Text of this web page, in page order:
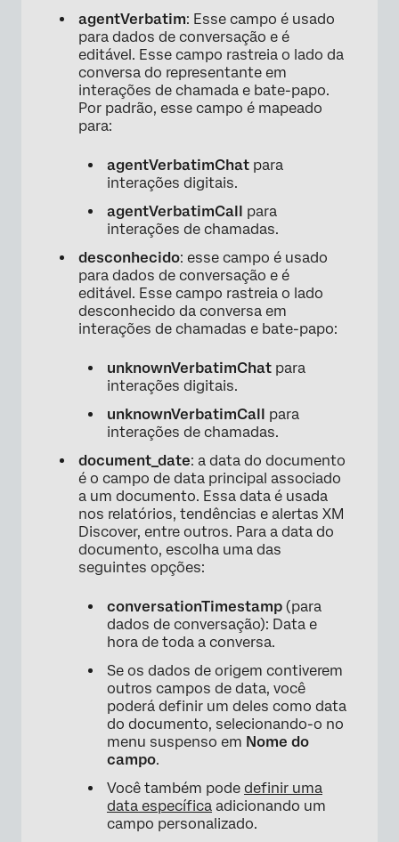
agentVerbatim: Esse campo é usado
para dados de conversação e é
editável. Esse campo rastreia o lado da
conversa do representante em
interações de chamada e bate-papo.
Por padrão, esse campo é mapeado
para:
agentVerbatimChat para
interações digitais.
agentVerbatimCall para
interações de chamadas.
desconhecido: esse campo é usado
para dados de conversação e é
editável. Esse campo rastreia o lado
desconhecido da conversa em
interações de chamadas e bate-papo:
unknownVerbatimChat para
interações digitais.
unknownVerbatimCall para
interações de chamadas.
document_date: a data do documento
é o campo de data principal associado
a um documento. Essa data é usada
nos relatórios, tendências e alertas XM
Discover, entre outros. Para a data do
documento, escolha uma das
seguintes opções:
conversationTimestamp (para
dados de conversação): Data e
hora de toda a conversa.
Se os dados de origem contiverem
outros campos de data, você
poderá definir um deles como data
do documento, selecionando-o no
menu suspenso em Nome do
campo.
Você também pode definir uma
data específica adicionando um
campo personalizado.